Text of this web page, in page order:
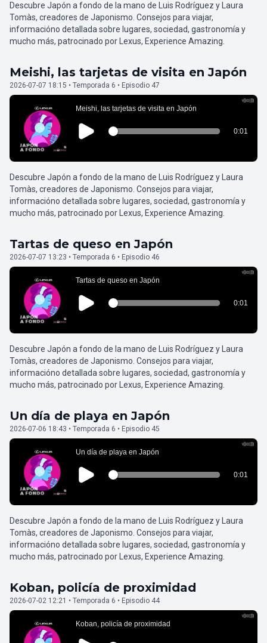
Descubre Japón a fondo de la mano de Luis Rodríguez y Laura
Tomàs, creadores de Japonismo. Consejos para viajar,
informacióno detallada sobre lugares, sociedad, gastronomía y
mucho más, patrocinado por Lexus, Experience Amazing.
Meishi, las tarjetas de visita en Japón
2026-07-07 18:15 • Temporada 6 • Episodio 47
Descubre Japón a fondo de la mano de Luis Rodríguez y Laura
Tomàs, creadores de Japonismo. Consejos para viajar,
informacióno detallada sobre lugares, sociedad, gastronomía y
mucho más, patrocinado por Lexus, Experience Amazing.
Tartas de queso en Japón
2026-07-07 13:23 • Temporada 6 • Episodio 46
Descubre Japón a fondo de la mano de Luis Rodríguez y Laura
Tomàs, creadores de Japonismo. Consejos para viajar,
informacióno detallada sobre lugares, sociedad, gastronomía y
mucho más, patrocinado por Lexus, Experience Amazing.
Un día de playa en Japón
2026-07-06 18:43 • Temporada 6 • Episodio 45
Descubre Japón a fondo de la mano de Luis Rodríguez y Laura
Tomàs, creadores de Japonismo. Consejos para viajar,
informacióno detallada sobre lugares, sociedad, gastronomía y
mucho más, patrocinado por Lexus, Experience Amazing.
Koban, policía de proximidad
2026-07-02 12:21 • Temporada 6 • Episodio 44